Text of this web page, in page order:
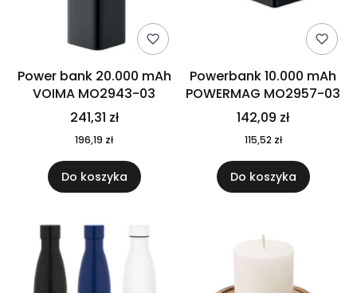
Power bank 20.000 mAh
VOIMA MO2943-03
241,31 zł
196,19 zł
Do koszyka
Powerbank 10.000 mAh
POWERMAG MO2957-03
142,09 zł
115,52 zł
Do koszyka